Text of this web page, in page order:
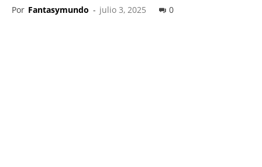
Por Fantasymundo - julio 3, 2025 0